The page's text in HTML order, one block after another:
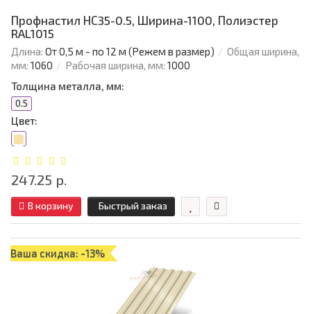
Профнастил НС35-0.5, Ширина-1100, Полиэстер
RAL1015
Длина: От 0,5 м - по 12 м (Режем в размер)
Общая ширина,
мм: 1060 Рабочая ширина, мм: 1000
Толщина металла, мм:
0.5
Цвет:
247.25 р.
В корзину Быстрый заказ
Ваша скидка: -13%